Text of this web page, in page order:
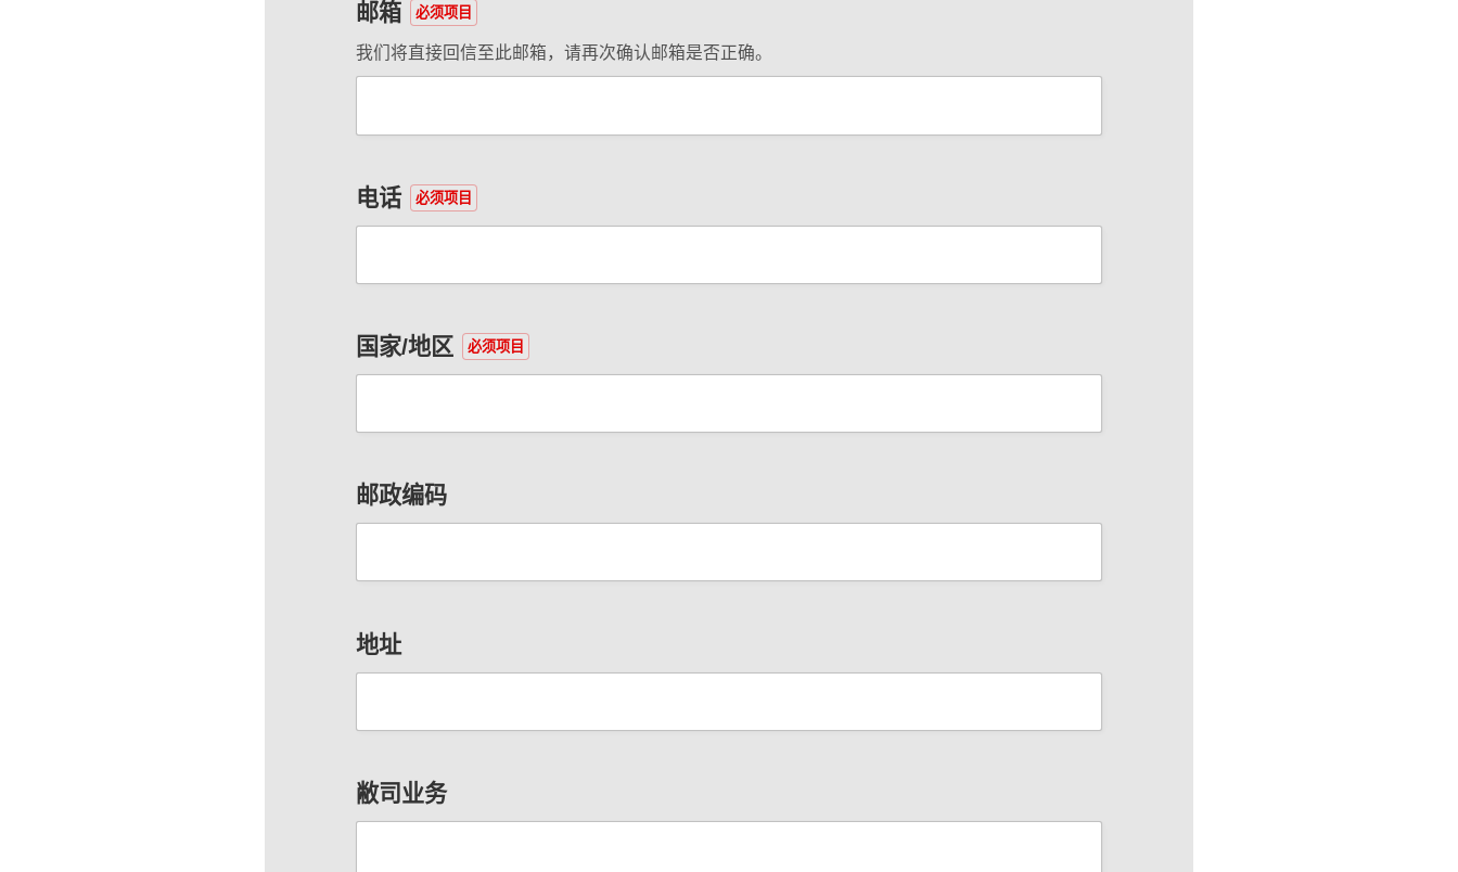
邮箱 必须项目
我们将直接回信至此邮箱，请再次确认邮箱是否正确。
电话 必须项目
国家/地区 必须项目
邮政编码
地址
敝司业务